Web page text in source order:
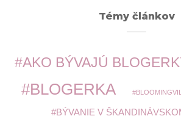
Témy článkov
AKO BÝVAJÚ
BLOGERKA
BÝVANIE V